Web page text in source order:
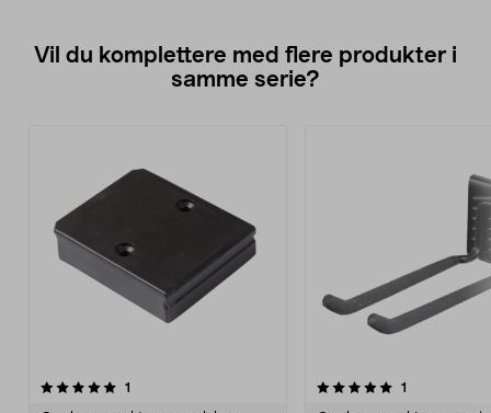
Vil du komplettere med flere produkter i
samme serie?
1
5.0av 5 stjerner 1
0.0 av 5 stjerner